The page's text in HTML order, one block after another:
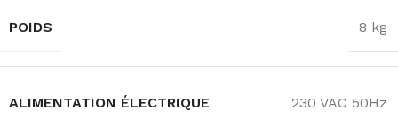
POIDS 8 kg
ALIMENTATION ÉLECTRIQUE 230 VAC 50Hz